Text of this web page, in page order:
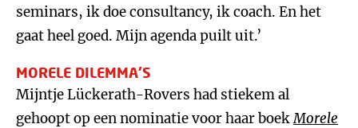
seminars, ik doe consultancy, ik coach. En het
gaat heel goed. Mijn agenda puilt uit.’
MORELE DILEMMA’S
Mijntje Lückerath-Rovers had stiekem al
gehoopt op een nominatie voor haar boekMorele